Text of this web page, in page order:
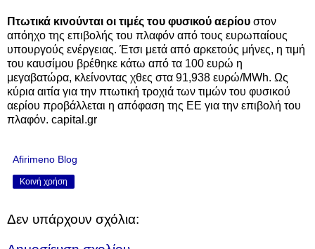
Πτωτικά κινούνται οι τιμές του φυσικού αερίου στον
απόηχο της επιβολής του πλαφόν από τους ευρωπαίους
υπουργούς ενέργειας. Έτσι μετά από αρκετούς μήνες, η τιμή
του καυσίμου βρέθηκε κάτω από τα 100 ευρώ η
μεγαβατώρα, κλείνοντας χθες στα 91,938 ευρώ/MWh. Ως
κύρια αιτία για την πτωτική τροχιά των τιμών του φυσικού
αερίου προβάλλεται η απόφαση της ΕΕ για την επιβολή του
πλαφόν. capital.gr
Afirimeno Blog
Κοινή χρήση
Δεν υπάρχουν σχόλια: